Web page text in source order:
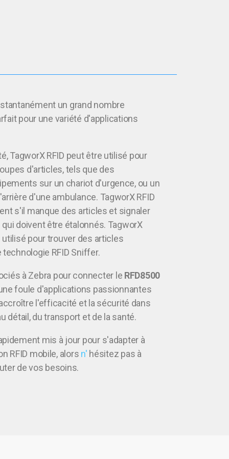
un grand nombre
pour une variété d'applications
TagworX RFID peut être utilisé pour
d'articles, tels que des
sur un chariot d'urgence, ou un
d'une ambulance. TagworX RFID
s'il manque des articles et signaler
doivent être étalonnés. TagworX
pour trouver des articles
RFID Sniffer.
à Zebra pour connecter le RFD8500
foule d'applications passionnantes
l'efficacité et la sécurité dans
détail, du transport et de la santé.
mis à jour pour s'adapter à
RFID mobile, alors n' hésitez pas à
de vos besoins.